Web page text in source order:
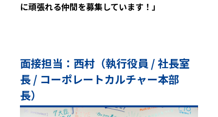
に頑張れる仲間を募集しています！」
面接担当：西村（執行役員 / 社長室
長 / コーポレートカルチャー本部
長）